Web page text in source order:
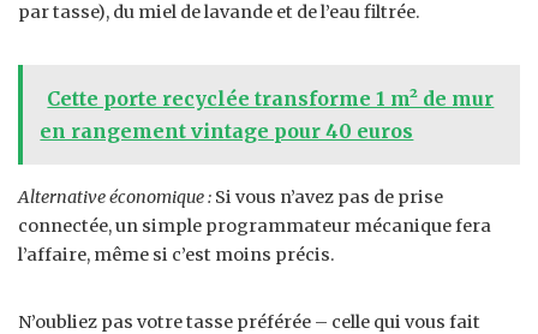
par tasse), du miel de lavande et de l’eau filtrée.
Cette porte recyclée transforme 1 m² de mur
en rangement vintage pour 40 euros
Alternative économique : Si vous n’avez pas de prise
connectée, un simple programmateur mécanique fera
l’affaire, même si c’est moins précis.
N’oubliez pas votre tasse préférée – celle qui vous fait